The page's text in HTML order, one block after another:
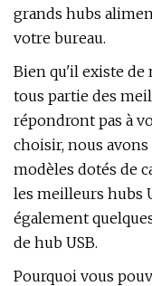
grands hubs
votre bureau.
Bien qu'il existe de
tous partie des
répondront pas à
choisir, nous
modèles dotés de
les meilleurs hubs
également
de hub USB.
Pourquoi vous